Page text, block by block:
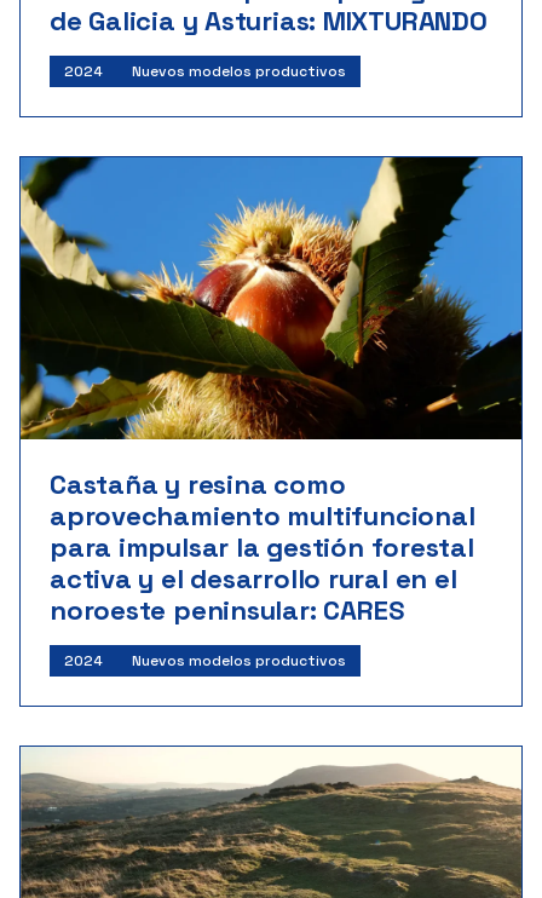
de Galicia y Asturias: MIXTURANDO
2024 Nuevos modelos productivos
Castaña y resina como
aprovechamiento multifuncional
para impulsar la gestión forestal
activa y el desarrollo rural en el
noroeste peninsular: CARES
2024 Nuevos modelos productivos